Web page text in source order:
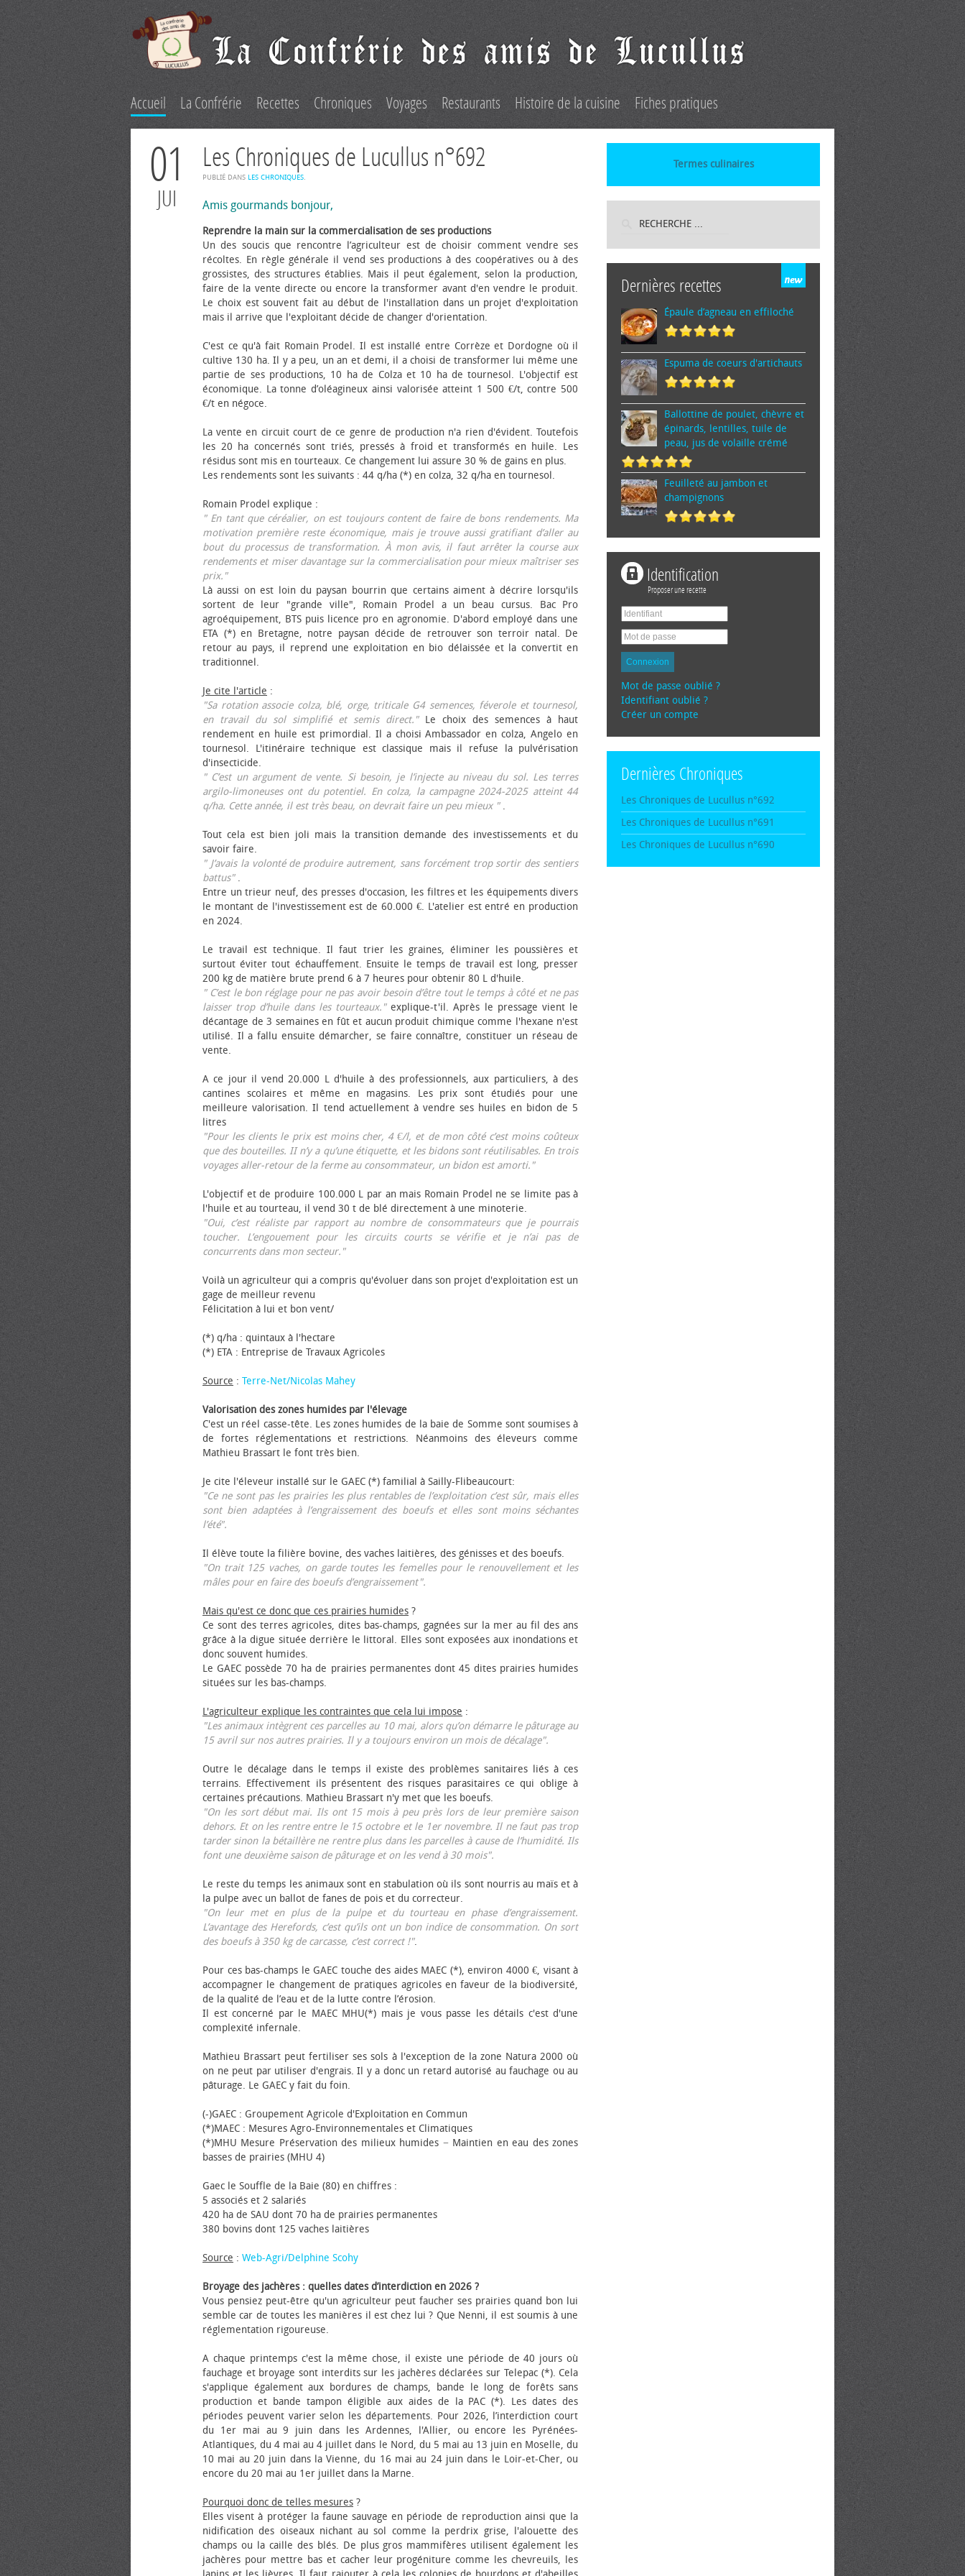
Accueil La Confrérie Recettes Chroniques Voyages Restaurants Histoire de la cuisine Fiches pratiques
01
JUI
Les Chroniques de Lucullus n°692
PUBLIÉ DANS LES CHRONIQUES.
Amis gourmands bonjour,
Reprendre la main sur la commercialisation de ses productions
Un des soucis que rencontre l’agriculteur est de choisir comment vendre ses
récoltes. En règle générale il vend ses productions à des coopératives ou à des
grossistes, des structures établies. Mais il peut également, selon la production,
faire de la vente directe ou encore la transformer avant d'en vendre le produit.
Le choix est souvent fait au début de l'installation dans un projet d'exploitation
mais il arrive que l'exploitant décide de changer d'orientation.
C'est ce qu'à fait Romain Prodel. Il est installé entre Corrèze et Dordogne où il
cultive 130 ha. Il y a peu, un an et demi, il a choisi de transformer lui même une
partie de ses productions, 10 ha de Colza et 10 ha de tournesol. L'objectif est
économique. La tonne d’oléagineux ainsi valorisée atteint 1 500 €/t, contre 500
€/t en négoce.
La vente en circuit court de ce genre de production n'a rien d'évident. Toutefois
les 20 ha concernés sont triés, pressés à froid et transformés en huile. Les
résidus sont mis en tourteaux. Ce changement lui assure 30 % de gains en plus.
Les rendements sont les suivants : 44 q/ha (*) en colza, 32 q/ha en tournesol.
Romain Prodel explique :
" En tant que céréalier, on est toujours content de faire de bons rendements. Ma
motivation première reste économique, mais je trouve aussi gratifiant d’aller au
bout du processus de transformation. À mon avis, il faut arrêter la course aux
rendements et miser davantage sur la commercialisation pour mieux maîtriser ses
prix."
Là aussi on est loin du paysan bourrin que certains aiment à décrire lorsqu'ils
sortent de leur "grande ville", Romain Prodel a un beau cursus. Bac Pro
agroéquipement, BTS puis licence pro en agronomie. D'abord employé dans une
ETA (*) en Bretagne, notre paysan décide de retrouver son terroir natal. De
retour au pays, il reprend une exploitation en bio délaissée et la convertit en
traditionnel.
Je cite l'article :
"Sa rotation associe colza, blé, orge, triticale G4 semences, féverole et tournesol,
en travail du sol simplifié et semis direct."Le choix des semences à haut
rendement en huile est primordial. Il a choisi Ambassador en colza, Angelo en
tournesol. L'itinéraire technique est classique mais il refuse la pulvérisation
d'insecticide.
" C’est un argument de vente. Si besoin, je l’injecte au niveau du sol. Les terres
argilo-limoneuses ont du potentiel. En colza, la campagne 2024-2025 atteint 44
q/ha. Cette année, il est très beau, on devrait faire un peu mieux ".
Tout cela est bien joli mais la transition demande des investissements et du
savoir faire.
" J’avais la volonté de produire autrement, sans forcément trop sortir des sentiers
battus".
Entre un trieur neuf, des presses d'occasion, les filtres et les équipements divers
le montant de l'investissement est de 60.000 €. L'atelier est entré en production
en 2024.
Le travail est technique. Il faut trier les graines, éliminer les poussières et
surtout éviter tout échauffement. Ensuite le temps de travail est long, presser
200 kg de matière brute prend 6 à 7 heures pour obtenir 80 L d'huile.
" C’est le bon réglage pour ne pas avoir besoin d’être tout le temps à côté et ne pas
laisser trop d’huile dans les tourteaux."explique-t'il. Après le pressage vient le
décantage de 3 semaines en fût et aucun produit chimique comme l'hexane n'est
utilisé. Il a fallu ensuite démarcher, se faire connaître, constituer un réseau de
vente.
A ce jour il vend 20.000 L d'huile à des professionnels, aux particuliers, à des
cantines scolaires et même en magasins. Les prix sont étudiés pour une
meilleure valorisation. Il tend actuellement à vendre ses huiles en bidon de 5
litres
"Pour les clients le prix est moins cher, 4 €/l, et de mon côté c’est moins coûteux
que des bouteilles. II n’y a qu’une étiquette, et les bidons sont réutilisables. En trois
voyages aller-retour de la ferme au consommateur, un bidon est amorti."
L'objectif et de produire 100.000 L par an mais Romain Prodel ne se limite pas à
l'huile et au tourteau, il vend 30 t de blé directement à une minoterie.
"Oui, c’est réaliste par rapport au nombre de consommateurs que je pourrais
toucher. L’engouement pour les circuits courts se vérifie et je n’ai pas de
concurrents dans mon secteur."
Voilà un agriculteur qui a compris qu'évoluer dans son projet d'exploitation est un
gage de meilleur revenu
Félicitation à lui et bon vent/
(*) q/ha : quintaux à l'hectare
(*) ETA : Entreprise de Travaux Agricoles
Source : Terre-Net/Nicolas Mahey
Valorisation des zones humides par l'élevage
C'est un réel casse-tête. Les zones humides de la baie de Somme sont soumises à
de fortes réglementations et restrictions. Néanmoins des éleveurs comme
Mathieu Brassart le font très bien.
Je cite l'éleveur installé sur le GAEC (*) familial à Sailly-Flibeaucourt:
"Ce ne sont pas les prairies les plus rentables de l’exploitation c’est sûr, mais elles
sont bien adaptées à l’engraissement des bœufs et elles sont moins séchantes
l’été".
Il élève toute la filière bovine, des vaches laitières, des génisses et des bœufs.
"On trait 125 vaches, on garde toutes les femelles pour le renouvellement et les
mâles pour en faire des bœufs d’engraissement".
Mais qu'est ce donc que ces prairies humides ?
Ce sont des terres agricoles, dites bas-champs, gagnées sur la mer au fil des ans
grâce à la digue située derrière le littoral. Elles sont exposées aux inondations et
donc souvent humides.
Le GAEC possède 70 ha de prairies permanentes dont 45 dites prairies humides
situées sur les bas-champs.
L'agriculteur explique les contraintes que cela lui impose :
"Les animaux intègrent ces parcelles au 10 mai, alors qu’on démarre le pâturage au
15 avril sur nos autres prairies. Il y a toujours environ un mois de décalage".
Outre le décalage dans le temps il existe des problèmes sanitaires liés à ces
terrains. Effectivement ils présentent des risques parasitaires ce qui oblige à
certaines précautions. Mathieu Brassart n'y met que les bœufs.
"On les sort début mai. Ils ont 15 mois à peu près lors de leur première saison
dehors. Et on les rentre entre le 15 octobre et le 1er novembre. Il ne faut pas trop
tarder sinon la bétaillère ne rentre plus dans les parcelles à cause de l’humidité. Ils
font une deuxième saison de pâturage et on les vend à 30 mois".
Le reste du temps les animaux sont en stabulation où ils sont nourris au maïs et à
la pulpe avec un ballot de fanes de pois et du correcteur.
"On leur met en plus de la pulpe et du tourteau en phase d’engraissement.
L’avantage des Herefords, c’est qu’ils ont un bon indice de consommation. On sort
des bœufs à 350 kg de carcasse, c’est correct !".
Pour ces bas-champs le GAEC touche des aides MAEC (*), environ 4000 €, visant à
accompagner le changement de pratiques agricoles en faveur de la biodiversité,
de la qualité de l’eau et de la lutte contre l’érosion.
Il est concerné par le MAEC MHU(*) mais je vous passe les détails c'est d'une
complexité infernale.
Mathieu Brassart peut fertiliser ses sols à l'exception de la zone Natura 2000 où
on ne peut par utiliser d'engrais. Il y a donc un retard autorisé au fauchage ou au
pâturage. Le GAEC y fait du foin.
(-)GAEC : Groupement Agricole d'Exploitation en Commun
(*)MAEC : Mesures Agro-Environnementales et Climatiques
(*)MHU Mesure Préservation des milieux humides − Maintien en eau des zones
basses de prairies (MHU 4)
Gaec le Souffle de la Baie (80) en chiffres :
5 associés et 2 salariés
420 ha de SAU dont 70 ha de prairies permanentes
380 bovins dont 125 vaches laitières
Source : Web-Agri/Delphine Scohy
Broyage des jachères : quelles dates d’interdiction en 2026 ?
Vous pensiez peut-être qu'un agriculteur peut faucher ses prairies quand bon lui
semble car de toutes les manières il est chez lui ? Que Nenni, il est soumis à une
réglementation rigoureuse.
A chaque printemps c'est la même chose, il existe une période de 40 jours où
fauchage et broyage sont interdits sur les jachères déclarées sur Telepac (*). Cela
s'applique également aux bordures de champs, bande le long de forêts sans
production et bande tampon éligible aux aides de la PAC (*). Les dates des
périodes peuvent varier selon les départements. Pour 2026, l’interdiction court
du 1er mai au 9 juin dans les Ardennes, l'Allier, ou encore les Pyrénées-
Atlantiques, du 4 mai au 4 juillet dans le Nord, du 5 mai au 13 juin en Moselle, du
10 mai au 20 juin dans la Vienne, du 16 mai au 24 juin dans le Loir-et-Cher, ou
encore du 20 mai au 1er juillet dans la Marne.
Pourquoi donc de telles mesures ?
Elles visent à protéger la faune sauvage en période de reproduction ainsi que la
nidification des oiseaux nichant au sol comme la perdrix grise, l'alouette des
champs ou la caille des blés. De plus gros mammifères utilisent également les
jachères pour mettre bas et cacher leur progéniture comme les chevreuils, les
Termes culinaires
Dernières recettes
Épaule d’agneau en effiloché
Espuma de cœurs d'artichauts
Ballottine de poulet, chèvre et
épinards, lentilles, tuile de
peau, jus de volaille crémé
Feuilleté au jambon et
champignons
Identification
Proposer une recette
Connexion
Mot de passe oublié ?
Identifiant oublié ?
Créer un compte
Dernières Chroniques
Les Chroniques de Lucullus n°692
Les Chroniques de Lucullus n°691
Les Chroniques de Lucullus n°690